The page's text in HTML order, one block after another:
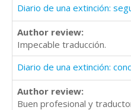
Diario de una extinción:
Author review:
Impecable traducción.
Diario de una extinción:
Author review:
Buen profesional y